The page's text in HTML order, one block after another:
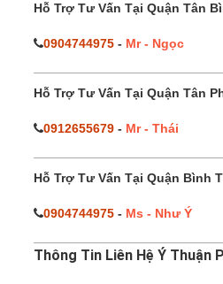
Hỗ Trợ Tư Vấn Tại Quận Tân
0904744975 - Mr - Ngọc
Hỗ Trợ Tư Vấn Tại Quận Tân
0912655679 - Mr - Thái
Hỗ Trợ Tư Vấn Tại Quận Bình
0904744975 - Ms - Như Ý
Thông Tin Liên Hệ Ý Thuận